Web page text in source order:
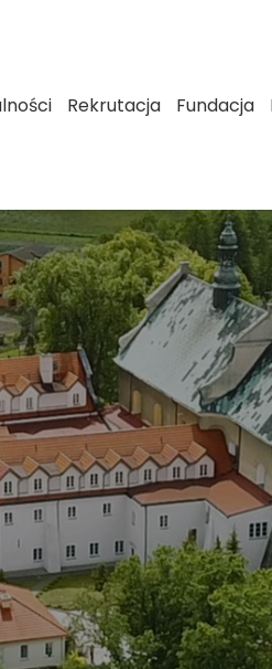
Rekrutacja Fundacja